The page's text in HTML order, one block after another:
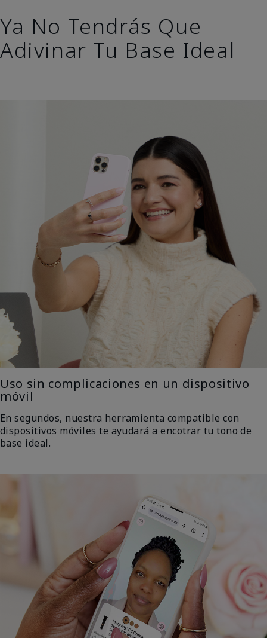
Ya No Tendrás Que
Adivinar Tu Base Ideal
Uso sin complicaciones en un dispositivo
móvil
En segundos, nuestra herramienta compatible con
dispositivos móviles te ayudará a encotrar tu tono de
base ideal.